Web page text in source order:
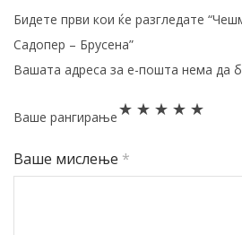
Бидете први кои ќе разгледате
Садопер – Брусена”
Вашата адреса за е-пошта нема да
Ваше рангирање
Ваше мислење *